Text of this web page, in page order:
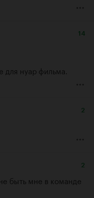
14
для нуар фильма.
2
2
быть мне в команде